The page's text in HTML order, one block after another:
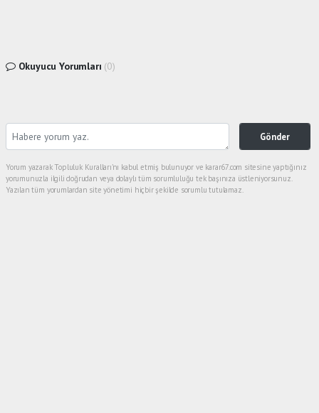
Okuyucu Yorumları (0)
Gönder
Yorum yazarak Topluluk Kuralları’nı kabul etmiş bulunuyor ve karar67.com sitesine yaptığınız
yorumunuzla ilgili doğrudan veya dolaylı tüm sorumluluğu tek başınıza üstleniyorsunuz.
Yazılan tüm yorumlardan site yönetimi hiçbir şekilde sorumlu tutulamaz.